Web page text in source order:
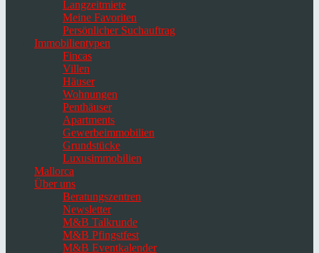
Langzeitmiete
Meine Favoriten
Persönlicher Suchauftrag
Immobilientypen
Fincas
Villen
Häuser
Wohnungen
Penthäuser
Apartments
Gewerbeimmobilien
Grundstücke
Luxusimmobilien
Mallorca
Über uns
Beratungszentren
Newsletter
M&B Talkrunde
M&B Pfingstfest
M&B Eventkalender